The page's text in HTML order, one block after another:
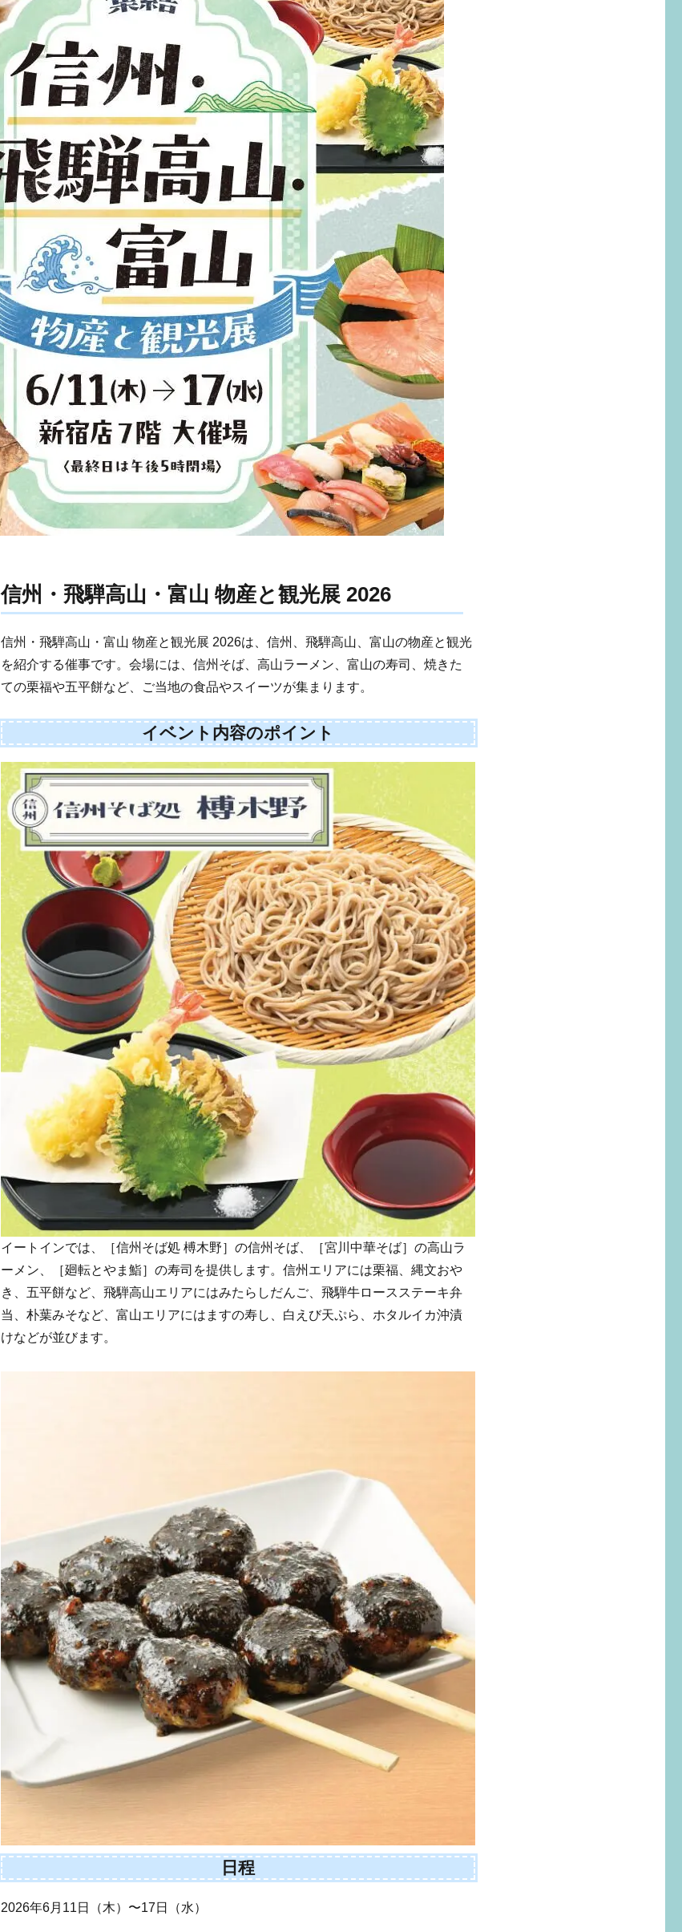
信州・飛騨高山・富山 物産と観光展 2026
信州・飛騨高山・富山 物産と観光展 2026は、信州、飛騨高山、富山の物産と観光
を紹介する催事です。会場には、信州そば、高山ラーメン、富山の寿司、焼きた
ての栗福や五平餅など、ご当地の食品やスイーツが集まります。
イベント内容のポイント
イートインでは、［信州そば処 榑木野］の信州そば、［宮川中華そば］の高山ラ
ーメン、［廻転とやま鮨］の寿司を提供します。信州エリアには栗福、縄文おや
き、五平餅など、飛騨高山エリアにはみたらしだんご、飛騨牛ロースステーキ弁
当、朴葉みそなど、富山エリアにはますの寿し、白えび天ぷら、ホタルイカ沖漬
けなどが並びます。
日程
2026年6月11日（木）〜17日（水）